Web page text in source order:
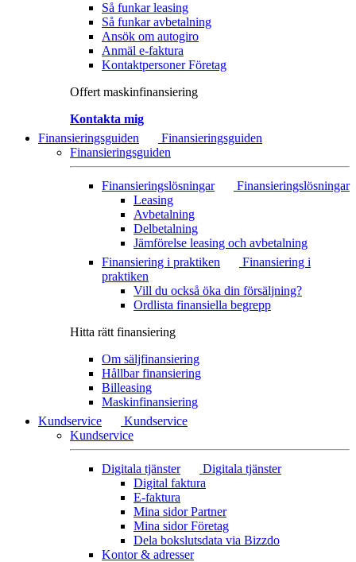
Så funkar leasing
Så funkar avbetalning
Ansök om autogiro
Anmäl e-faktura
Kontaktpersoner Företag
Offert maskinfinansiering
Kontakta mig
Finansieringsguiden
Finansieringsguiden
Finansieringsguiden
Finansieringslösningar
Finansieringslösningar
Leasing
Avbetalning
Delbetalning
Jämförelse leasing och avbetalning
Finansiering i praktiken
Finansiering i
praktiken
Vill du också öka din försäljning?
Ordlista finansiella begrepp
Hitta rätt finansiering
Om säljfinansiering
Hållbar finansiering
Billeasing
Maskinfinansiering
Kundservice
Kundservice
Kundservice
Digitala tjänster
Digitala tjänster
Digital faktura
E-faktura
Mina sidor Partner
Mina sidor Företag
Dela bokslutsdata via Bizzdo
Kontor & adresser